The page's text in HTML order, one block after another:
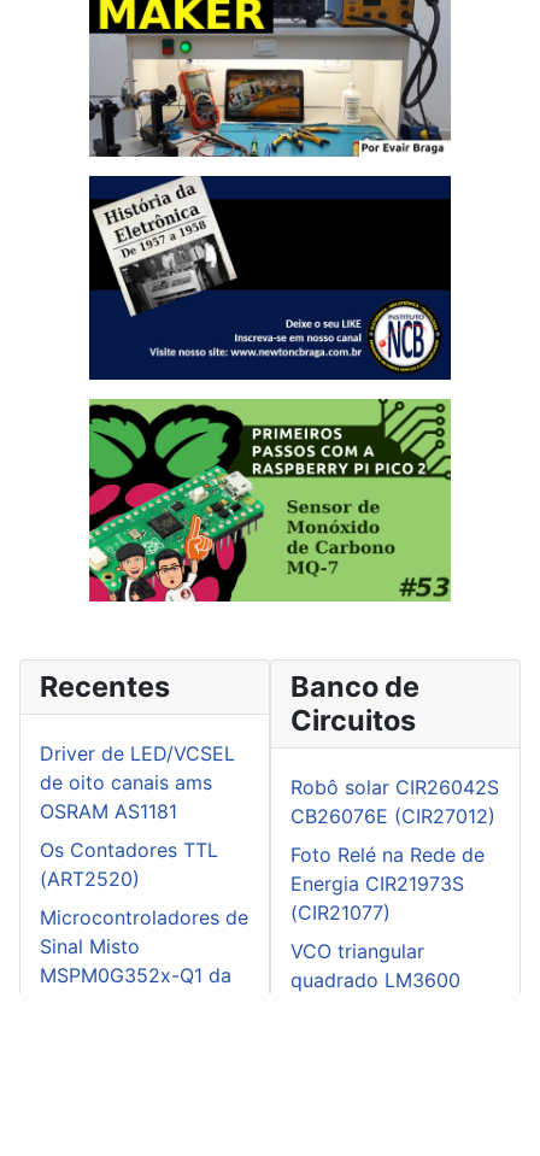
Recentes
Driver de LED/VCSEL
de oito canais ams
OSRAM AS1181
Os Contadores TTL
(ART2520)
Microcontroladores de
Sinal Misto
MSPM0G352x-Q1 da
Banco de
Circuitos
Robô solar CIR26042S
CB26076E (CIR27012)
Foto Relé na Rede de
Energia CIR21973S
(CIR21077)
VCO triangular
quadrado LM3600